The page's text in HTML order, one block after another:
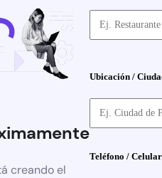
creando el
Ubicación /
Teléfono /